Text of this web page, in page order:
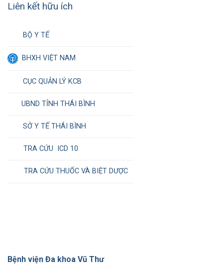
Liên kết hữu ích
BỘ Y TẾ
BHXH VIỆT NAM
CỤC QUẢN LÝ KCB
UBND TỈNH THÁI BÌNH
SỞ Y TẾ THÁI BÌNH
TRA CỨU ICD 10
TRA CỨU THUỐC VÀ BIỆT DƯỢC
Bệnh viện Đa khoa Vũ Thư